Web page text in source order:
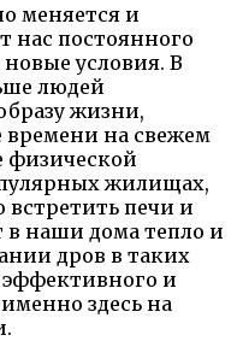
меняется и
нас постоянного
условия. В
людей
жизни,
времени на свежем
физической
жилищах,
встретить печи и
наши дома тепло и
дров в таких
эффективного и
здесь на